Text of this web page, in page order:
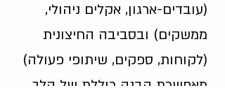
(עובדים-ארגון, אקלים ניהולי,
ממשקים) ובסביבה החיצונית
(לקוחות, ספקים, שיתופי פעולה)
מאפשרת הבנה כוללת של הלך